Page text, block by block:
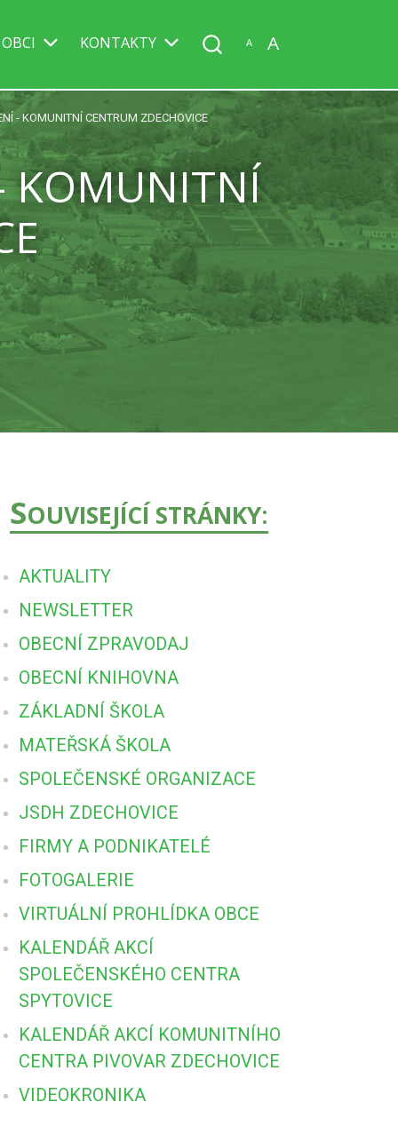
KONTAKTY A A
- KOMUNITNÍ CENTRUM ZDECHOVICE
KOMUNITNÍ
SOUVISEJÍCÍ STRÁNKY:
AKTUALITY
NEWSLETTER
OBECNÍ ZPRAVODAJ
OBECNÍ KNIHOVNA
ZÁKLADNÍ ŠKOLA
MATEŘSKÁ ŠKOLA
SPOLEČENSKÉ ORGANIZACE
JSDH ZDECHOVICE
FIRMY A PODNIKATELÉ
FOTOGALERIE
VIRTUÁLNÍ PROHLÍDKA OBCE
KALENDÁŘ AKCÍ
SPOLEČENSKÉHO CENTRA
SPYTOVICE
KALENDÁŘ AKCÍ KOMUNITNÍHO
CENTRA PIVOVAR ZDECHOVICE
VIDEOKRONIKA